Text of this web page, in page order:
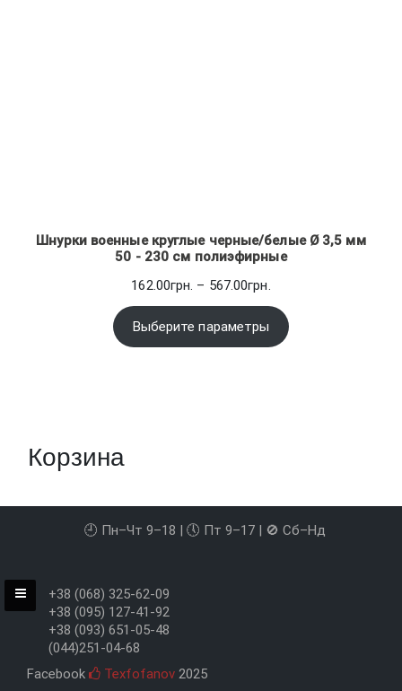
Шнурки военные круглые черные/белые Ø 3,5 мм
50 - 230 см полиэфирные
162.00грн. – 567.00грн.
цен:
162.00грн.
–
Выберите параметры
Корзина
🕘 Пн–Чт 9–18 | 🕔 Пт 9–17 | 🚫 Сб–Нд
+38 (068) 325-62-09
+38 (095) 127-41-92
+38 (093) 651-05-48
(044)251-04-68
Facebook
Texfofanov 2025